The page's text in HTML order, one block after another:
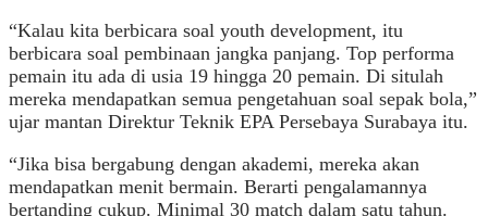
“Kalau kita berbicara soal youth development, itu
berbicara soal pembinaan jangka panjang. Top performa
pemain itu ada di usia 19 hingga 20 pemain. Di situlah
mereka mendapatkan semua pengetahuan soal sepak bola,”
ujar mantan Direktur Teknik EPA Persebaya Surabaya itu.
“Jika bisa bergabung dengan akademi, mereka akan
mendapatkan menit bermain. Berarti pengalamannya
bertanding cukup. Minimal 30 match dalam satu tahun.